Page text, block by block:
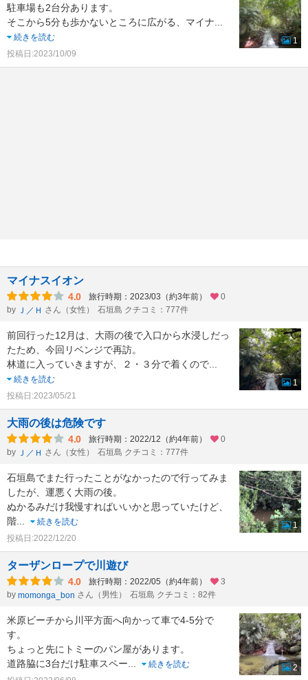
駐車場も2台分あります。
そこから5分も歩かないところに広がる、マイナ...
続きを読む
投稿日:2023/10/09
1
マイナスイオン
4.0 旅行時期：2023/03（約3年前）
0
by Ｊ／Ｈ さん（女性） 石垣島 クチコミ：777件
前回行った12月は、大雨の後で入口から水浸しだっ
たため、今回リベンジで再訪。
林道に入っていきますが、２・３分で着くので...
続きを読む
投稿日:2023/05/21
1
大雨の後は危険です
4.0 旅行時期：2022/12（約4年前）
0
by Ｊ／Ｈ さん（女性） 石垣島 クチコミ：777件
石垣島でまた行ったことがなかったので行ってみま
したが、運悪く大雨の後。
ぬかるみだけ我慢すればいいかと思っていたけど、
階...
続きを読む
投稿日:2022/12/20
1
ターザンロープで川遊び
4.0 旅行時期：2022/05（約4年前）
3
by momonga_bon さん（男性） 石垣島 クチコミ：82件
米原ビーチから川平方面へ向かって車で4-5分で
す。
ちょっと先にトミーのパン屋があります。
道路脇に3台だけ駐車スペー...
続きを読む
2